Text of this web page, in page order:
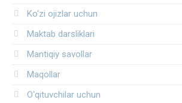
Ko‘zi ojizlar uchun
Maktab darsliklari
Mantiqiy savollar
Maqollar
O‘qituvchilar uchun